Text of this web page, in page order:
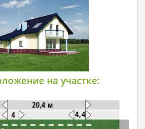
на участке: